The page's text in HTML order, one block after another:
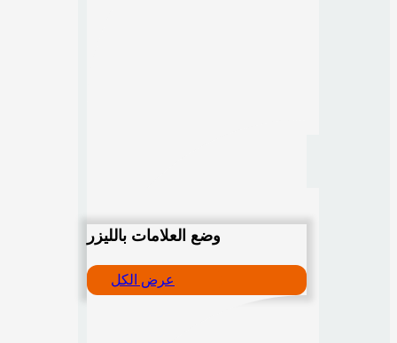
وضع العلامات بالليزر
عرض الكل